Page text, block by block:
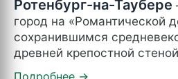
Ротенбург-на-Таубере
город на «Романтической
сохранившимся
древней крепостной